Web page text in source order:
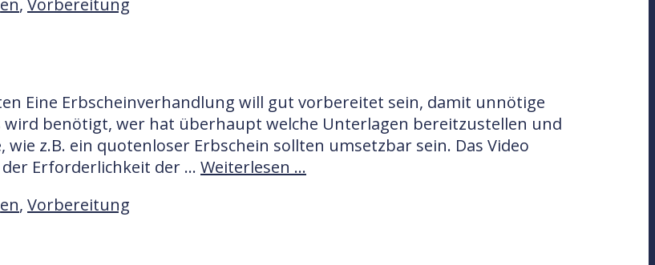
Eine Erbscheinverhandlung will gut vorbereitet sein, damit unnötige
benötigt, wer hat überhaupt welche Unterlagen bereitzustellen und
z.B. ein quotenloser Erbschein sollten umsetzbar sein. Das Video
Erforderlichkeit der … Weiterlesen …
, Vorbereitung